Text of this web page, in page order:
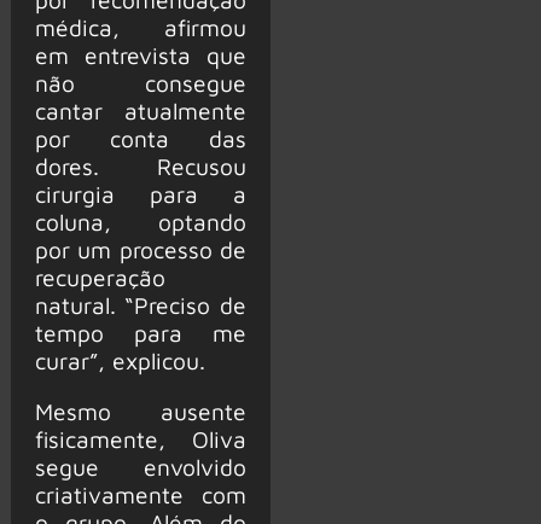
médica, afirmou
em entrevista que
não consegue
cantar atualmente
por conta das
dores. Recusou
cirurgia para a
coluna, optando
por um processo de
recuperação
natural. “Preciso de
tempo para me
curar”, explicou.
Mesmo ausente
fisicamente, Oliva
segue envolvido
criativamente com